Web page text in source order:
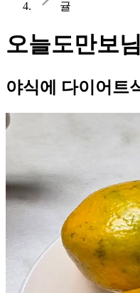
귤
오늘도만보
야식에 다이어트